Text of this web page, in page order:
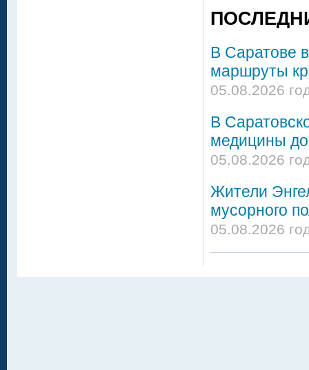
В Саратове
маршруты
05.08.2026
В
медицины до
05.08.2026
Жители
мусорного
05.08.2026